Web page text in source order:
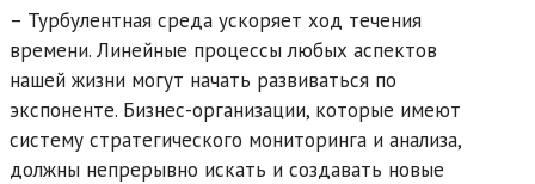
– Турбулентная среда ускоряет ход течения
времени. Линейные процессы любых аспектов
нашей жизни могут начать развиваться по
экспоненте. Бизнес-организации, которые имеют
систему стратегического мониторинга и анализа,
должны непрерывно искать и создавать новые